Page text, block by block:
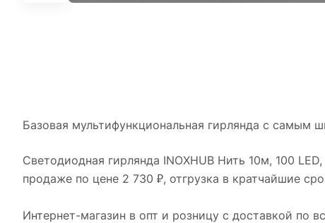
Базовая мультифункциональная гирлянда с самым
Светодиодная гирлянда INOXHUB Нить 10м, 100
продаже по цене 2 730 ₽, отгрузка в кратчайшие
Интернет-магазин в опт и розницу с доставкой по